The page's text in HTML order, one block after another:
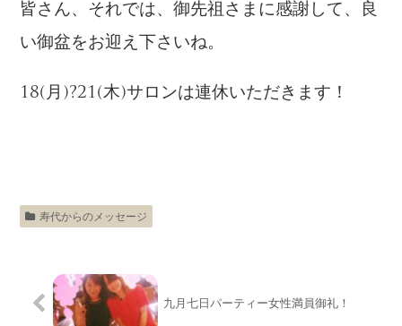
皆さん、それでは、御先祖さまに感謝して、良
い御盆をお迎え下さいね。
18(月)?21(木)サロンは連休いただきます！
寿代からのメッセージ
九月七日パーティー女性満員御礼！